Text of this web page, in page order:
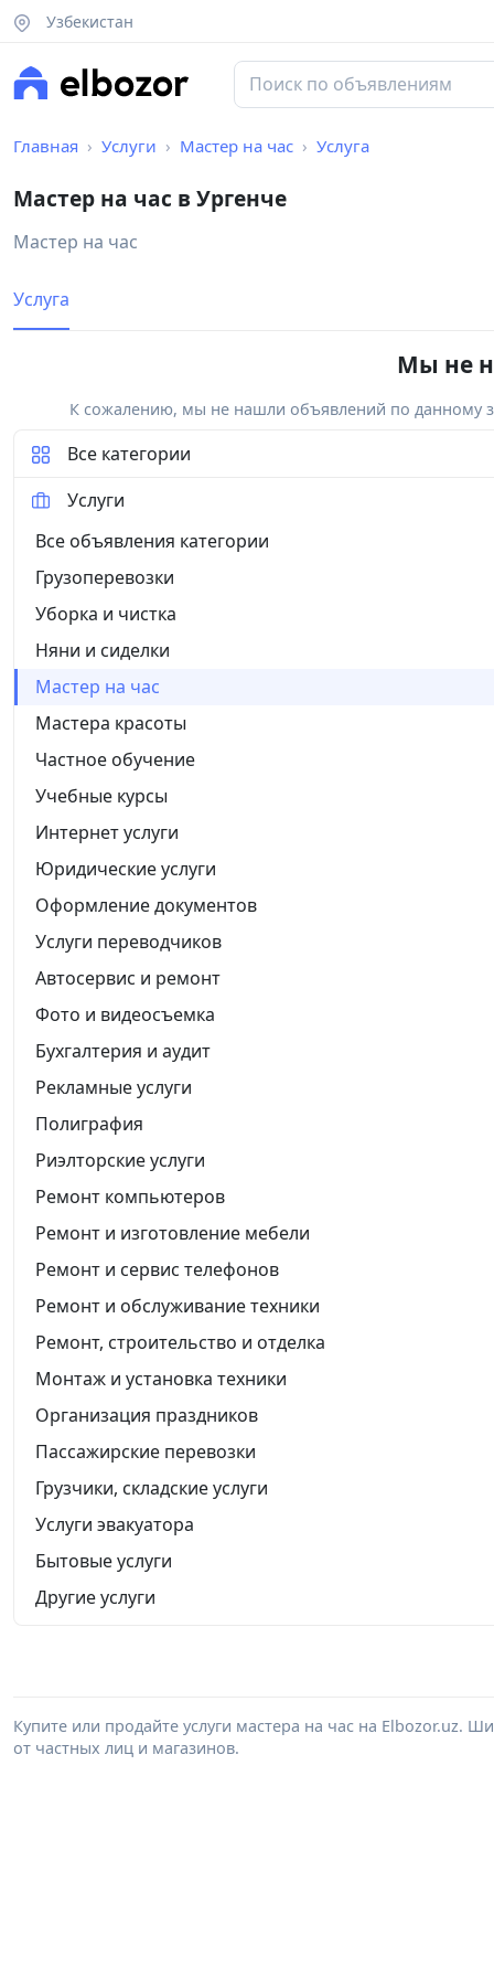
Узбекистан
Главная Услуги Мастер на час Услуга
Мастер на час в Ургенче
Мастер на час
Услуга
Мы не
К сожалению, мы не нашли объявлений по данному
Все категории
Услуги
Все объявления категории
Грузоперевозки
Уборка и чистка
Няни и сиделки
Мастер на час
Мастера красоты
Частное обучение
Учебные курсы
Интернет услуги
Юридические услуги
Оформление документов
Услуги переводчиков
Автосервис и ремонт
Фото и видеосъемка
Бухгалтерия и аудит
Рекламные услуги
Полиграфия
Риэлторские услуги
Ремонт компьютеров
Ремонт и изготовление мебели
Ремонт и сервис телефонов
Ремонт и обслуживание техники
Ремонт, строительство и отделка
Монтаж и установка техники
Организация праздников
Пассажирские перевозки
Грузчики, складские услуги
Услуги эвакуатора
Бытовые услуги
Другие услуги
Купите или продайте услуги мастера на час на Elbozor.uz.
от частных лиц и магазинов.